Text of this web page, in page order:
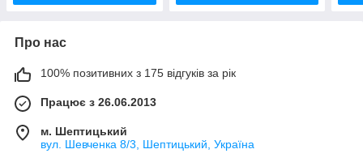
Про нас
100% позитивних з 175 відгуків за рік
Працює з 26.06.2013
м. Шептицький
вул. Шевченка 8/3, Шептицький, Україна